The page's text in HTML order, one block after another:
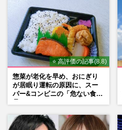
⭐ 高評価の記事(8.8)
惣菜が老化を早め、おにぎり
が居眠り運転の原因に、スー
パー&コンビニの「危ない食